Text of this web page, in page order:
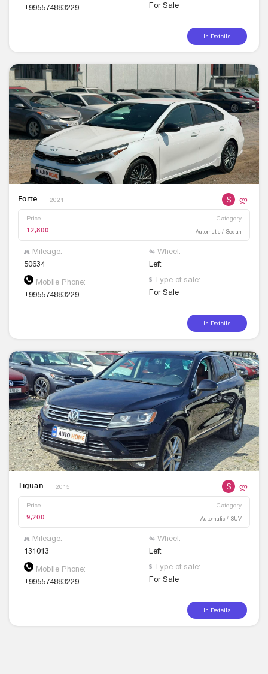
+995574883229
For Sale
In Details
Forte 2021 $ ლ
Price Category
12,800 Automatic / Sedan
Mileage:
50634
Wheel:
Left
Mobile Phone:
+995574883229
Type of sale:
For Sale
In Details
Tiguan 2015 $ ლ
Price Category
9,200 Automatic / SUV
Mileage:
131013
Wheel:
Left
Mobile Phone:
+995574883229
Type of sale:
For Sale
In Details